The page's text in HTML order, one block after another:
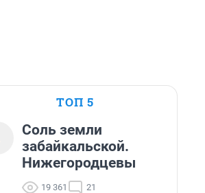
ТОП 5
Соль земли
забайкальской.
Нижегородцевы
19 361 21